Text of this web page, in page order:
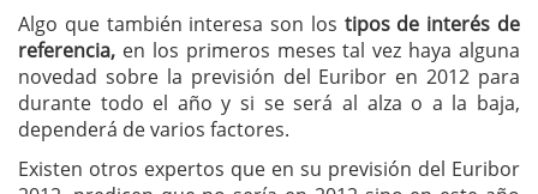
Algo que también interesa son los tipos de interés de
referencia, en los primeros meses tal vez haya alguna
novedad sobre la previsión del Euribor en 2012 para
durante todo el año y si se será al alza o a la baja,
dependerá de varios factores.
Existen otros expertos que en su previsión del Euribor